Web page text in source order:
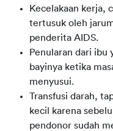
Kecelakaan kerja,
tertusuk oleh
penderita AIDS.
Penularan dari ibu
bayinya ketika
menyusui.
Transfusi darah,
kecil karena
pendonor sudah